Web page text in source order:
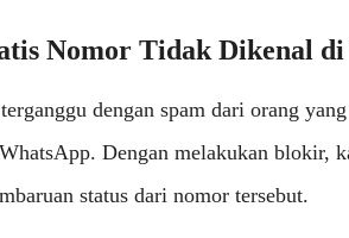
Nomor Tidak Dikenal
dengan spam dari orang
Dengan melakukan blokir,
status dari nomor tersebut.